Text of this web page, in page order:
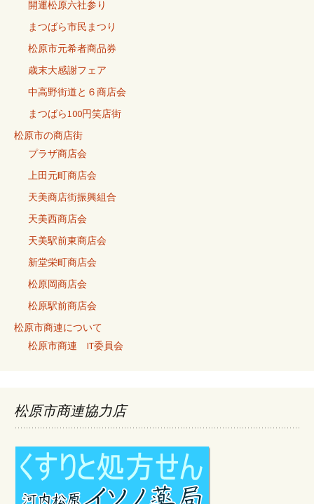
開運松原六社参り
まつばら市民まつり
松原市元希者商品券
歳末大感謝フェア
中高野街道と６商店会
まつばら100円笑店街
松原市の商店街
プラザ商店会
上田元町商店会
天美商店街振興組合
天美西商店会
天美駅前東商店会
新堂栄町商店会
松原岡商店会
松原駅前商店会
松原市商連について
松原市商連 IT委員会
松原市商連協力店